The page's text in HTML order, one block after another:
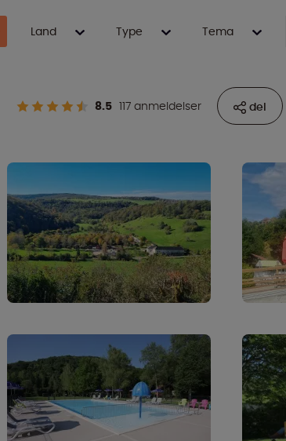
Land Type Tema
8.5 117 anmeldelser
del